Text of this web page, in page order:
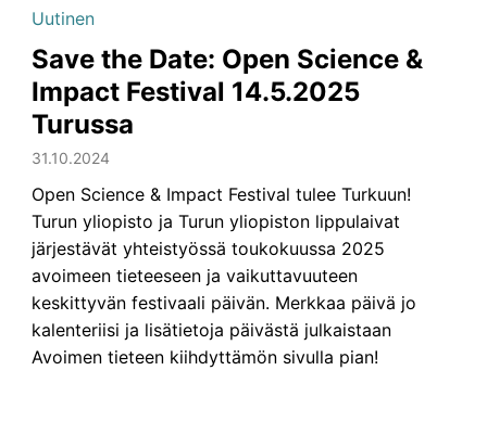
Uutinen
Save the Date: Open Science &
Impact Festival 14.5.2025
Turussa
31.10.2024
Open Science & Impact Festival tulee Turkuun!
Turun yliopisto ja Turun yliopiston lippulaivat
järjestävät yhteistyössä toukokuussa 2025
avoimeen tieteeseen ja vaikuttavuuteen
keskittyvän festivaali päivän. Merkkaa päivä jo
kalenteriisi ja lisätietoja päivästä julkaistaan
Avoimen tieteen kiihdyttämön sivulla pian!